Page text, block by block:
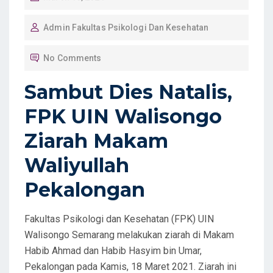
S
O
N
Admin Fakultas Psikologi Dan Kesehatan
No Comments
Sambut Dies Natalis,
FPK UIN Walisongo
Ziarah Makam
Waliyullah
Pekalongan
Fakultas Psikologi dan Kesehatan (FPK) UIN
Walisongo Semarang melakukan ziarah di Makam
Habib Ahmad dan Habib Hasyim bin Umar,
Pekalongan pada Kamis, 18 Maret 2021. Ziarah ini